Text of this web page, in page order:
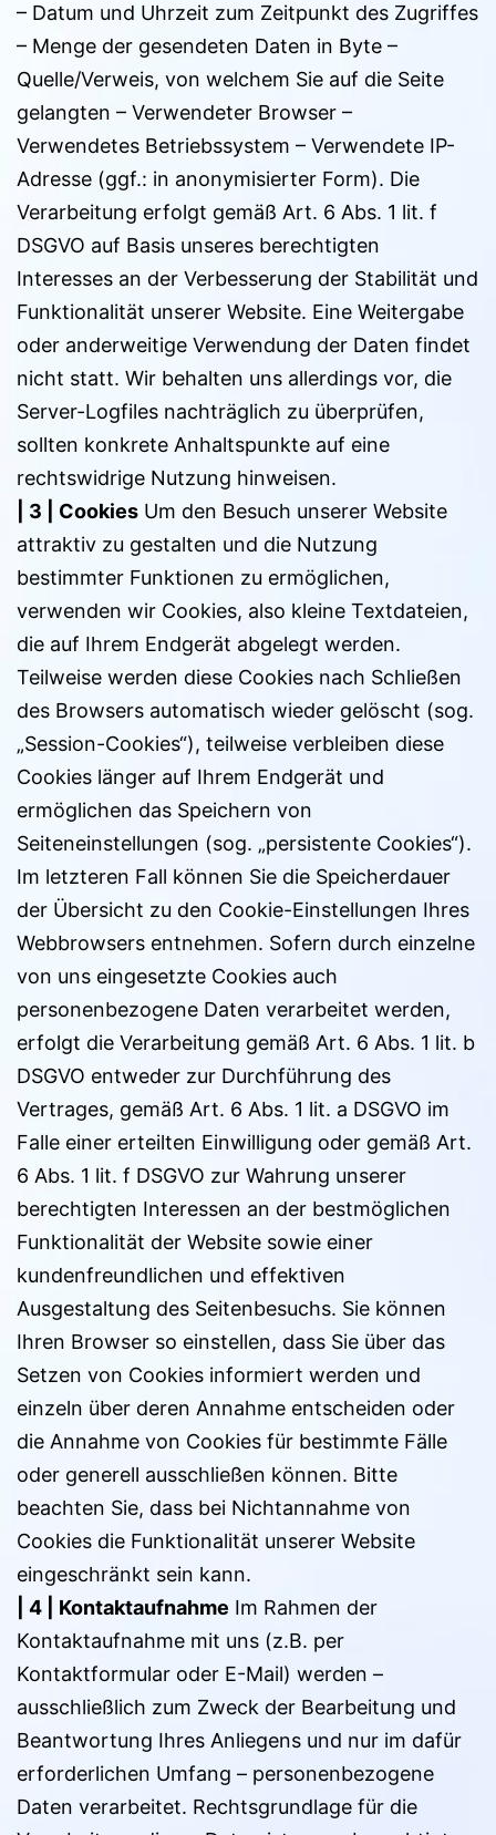
– Datum und Uhrzeit zum Zeitpunkt des Zugriffes
– Menge der gesendeten Daten in Byte –
Quelle/Verweis, von welchem Sie auf die Seite
gelangten – Verwendeter Browser –
Verwendetes Betriebssystem – Verwendete IP-
Adresse (ggf.: in anonymisierter Form). Die
Verarbeitung erfolgt gemäß Art. 6 Abs. 1 lit. f
DSGVO auf Basis unseres berechtigten
Interesses an der Verbesserung der Stabilität und
Funktionalität unserer Website. Eine Weitergabe
oder anderweitige Verwendung der Daten findet
nicht statt. Wir behalten uns allerdings vor, die
Server-Logfiles nachträglich zu überprüfen,
sollten konkrete Anhaltspunkte auf eine
rechtswidrige Nutzung hinweisen.
| 3 | Cookies Um den Besuch unserer Website
attraktiv zu gestalten und die Nutzung
bestimmter Funktionen zu ermöglichen,
verwenden wir Cookies, also kleine Textdateien,
die auf Ihrem Endgerät abgelegt werden.
Teilweise werden diese Cookies nach Schließen
des Browsers automatisch wieder gelöscht (sog.
„Session-Cookies“), teilweise verbleiben diese
Cookies länger auf Ihrem Endgerät und
ermöglichen das Speichern von
Seiteneinstellungen (sog. „persistente Cookies“).
Im letzteren Fall können Sie die Speicherdauer
der Übersicht zu den Cookie-Einstellungen Ihres
Webbrowsers entnehmen. Sofern durch einzelne
von uns eingesetzte Cookies auch
personenbezogene Daten verarbeitet werden,
erfolgt die Verarbeitung gemäß Art. 6 Abs. 1 lit. b
DSGVO entweder zur Durchführung des
Vertrages, gemäß Art. 6 Abs. 1 lit. a DSGVO im
Falle einer erteilten Einwilligung oder gemäß Art.
6 Abs. 1 lit. f DSGVO zur Wahrung unserer
berechtigten Interessen an der bestmöglichen
Funktionalität der Website sowie einer
kundenfreundlichen und effektiven
Ausgestaltung des Seitenbesuchs. Sie können
Ihren Browser so einstellen, dass Sie über das
Setzen von Cookies informiert werden und
einzeln über deren Annahme entscheiden oder
die Annahme von Cookies für bestimmte Fälle
oder generell ausschließen können. Bitte
beachten Sie, dass bei Nichtannahme von
Cookies die Funktionalität unserer Website
eingeschränkt sein kann.
| 4 | Kontaktaufnahme Im Rahmen der
Kontaktaufnahme mit uns (z.B. per
Kontaktformular oder E-Mail) werden –
ausschließlich zum Zweck der Bearbeitung und
Beantwortung Ihres Anliegens und nur im dafür
erforderlichen Umfang – personenbezogene
Daten verarbeitet. Rechtsgrundlage für die